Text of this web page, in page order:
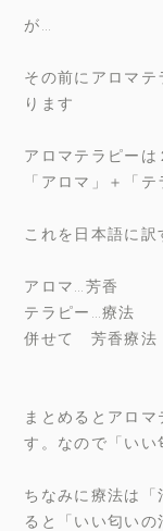
が…
その前にアロマ
ります
アロマテラピーは
「アロマ」＋「
これを日本語に訳
アロマ…芳香
テラピー…療法
併せて 芳香療法
まとめるとアロ
す。なので「いい
ちなみに療法は
ると「いい匂いの